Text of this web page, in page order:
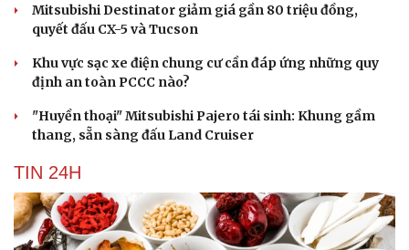
Mitsubishi Destinator giảm giá gần 80 triệu đồng,
quyết đấu CX-5 và Tucson
Khu vực sạc xe điện chung cư cần đáp ứng những quy
định an toàn PCCC nào?
"Huyền thoại" Mitsubishi Pajero tái sinh: Khung gầm
thang, sẵn sàng đấu Land Cruiser
TIN 24H